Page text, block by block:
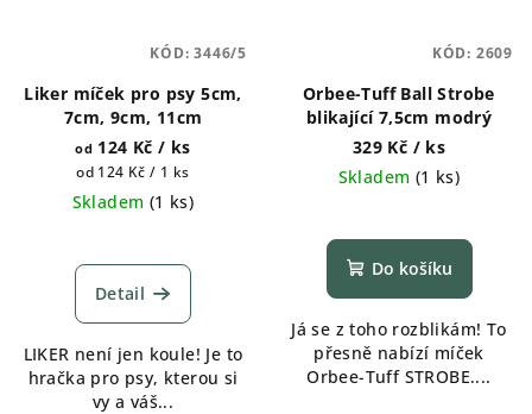
Liker míček pro psy 5cm,
7cm, 9cm, 11cm
od 124 Kč/ ks
Měrná
cena:
od 124 Kč / 1 ks
Skladem (1 ks)
Detail
LIKER není jen koule! Je to
hračka pro psy, kterou si
vy a váš...
KÓD:3446/5
Orbee-Tuff Ball Strobe
blikající 7,5cm modrý
329 Kč / ks
Skladem (1 ks)
Do košíku
Já se z toho rozblikám! To
přesně nabízí míček
Orbee-Tuff STROBE....
KÓD: 2609